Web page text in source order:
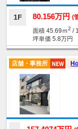
1F 80.156万円 (
面積 45.69ｍ2 /
坪単価 5.8万円
店舗・事務所